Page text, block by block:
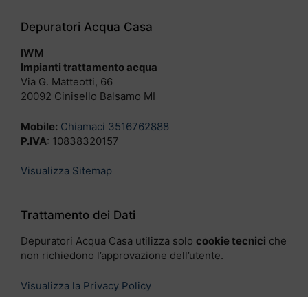
Depuratori Acqua Casa
IWM
Impianti trattamento acqua
Via G. Matteotti, 66
20092 Cinisello Balsamo MI
Mobile: Chiamaci 3516762888
P.IVA: 10838320157
Visualizza Sitemap
Trattamento dei Dati
Depuratori Acqua Casa utilizza solo cookie tecnici che
non richiedono l’approvazione dell’utente.
Visualizza la Privacy Policy